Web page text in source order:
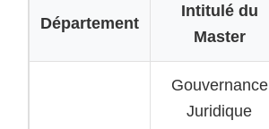
Département
Intitulé du
Master
Gouvernance
Juridique